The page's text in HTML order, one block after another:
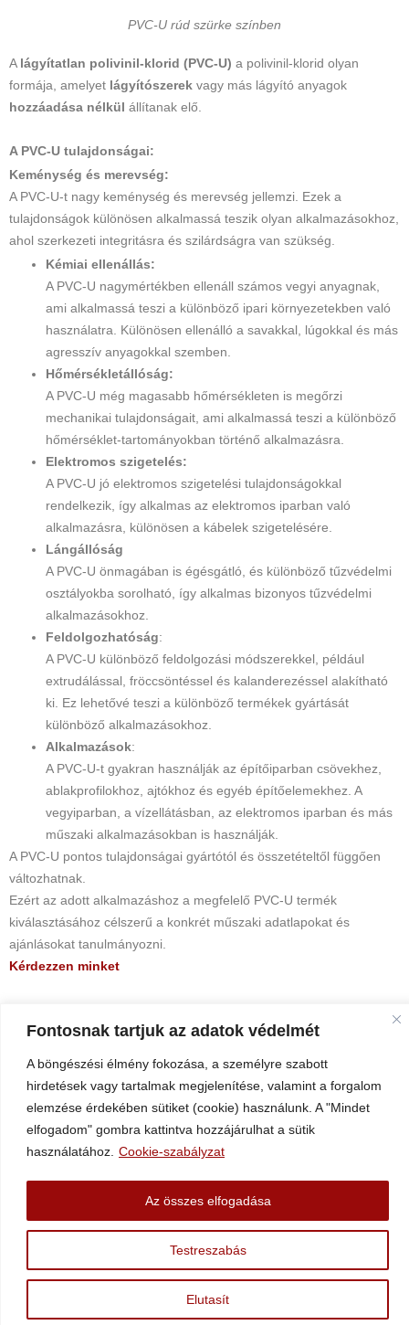
Fontosnak tartjuk az adatok védelmét
A böngészési élmény fokozása, a személyre szabott
hirdetések vagy tartalmak megjelenítése, valamint a forgalom
elemzése érdekében sütiket (cookie) használunk. A "Mindet
elfogadom" gombra kattintva hozzájárulhat a sütik
használatához. Cookie-szabályzat
Testreszabás
Elutasít
Az összes elfogadása
PVC-U rúd szürke színben
A lágyítatlan polivinil-klorid (PVC-U) a polivinil-klorid olyan
formája, amelyet lágyítószerek vagy más lágyító anyagok
hozzáadása nélkül állítanak elő.
A PVC-U tulajdonságai:
Keménység és merevség:
A PVC-U-t nagy keménység és merevség jellemzi. Ezek a
tulajdonságok különösen alkalmassá teszik olyan alkalmazásokhoz,
ahol szerkezeti integritásra és szilárdságra van szükség.
Kémiai ellenállás:
A PVC-U nagymértékben ellenáll számos vegyi anyagnak,
ami alkalmassá teszi a különböző ipari környezetekben való
használatra. Különösen ellenálló a savakkal, lúgokkal és más
agresszív anyagokkal szemben.
Hőmérsékletállóság:
A PVC-U még magasabb hőmérsékleten is megőrzi
mechanikai tulajdonságait, ami alkalmassá teszi a különböző
hőmérséklet-tartományokban történő alkalmazásra.
Elektromos szigetelés:
A PVC-U jó elektromos szigetelési tulajdonságokkal
rendelkezik, így alkalmas az elektromos iparban való
alkalmazásra, különösen a kábelek szigetelésére.
Lángállóság
A PVC-U önmagában is égésgátló, és különböző tűzvédelmi
osztályokba sorolható, így alkalmas bizonyos tűzvédelmi
alkalmazásokhoz.
Feldolgozhatóság:
A PVC-U különböző feldolgozási módszerekkel, például
extrudálással, fröccsöntéssel és kalanderezéssel alakítható
ki. Ez lehetővé teszi a különböző termékek gyártását
különböző alkalmazásokhoz.
Alkalmazások:
A PVC-U-t gyakran használják az építőiparban csövekhez,
ablakprofilokhoz, ajtókhoz és egyéb építőelemekhez. A
vegyiparban, a vízellátásban, az elektromos iparban és más
műszaki alkalmazásokban is használják.
A PVC-U pontos tulajdonságai gyártótól és összetételtől függően
változhatnak.
Ezért az adott alkalmazáshoz a megfelelő PVC-U termék
kiválasztásához célszerű a konkrét műszaki adatlapokat és
ajánlásokat tanulmányozni.
Kérdezzen minket
+43 (2758) 34994
moc.scitsalpuka
@eciffo
Adatvédelem
Ahlborn Kunststoffe – Az 5. § (5) bekezdése szerinti tájékoztatási
kötelezettség. 1 E-kereskedelmi törvény
AKU KG – Tájékoztatási kötelezettség az § 5 bekezdés szerint 1 E-
kereskedelmi törvény
Minden jog fenntartva AKU© 2025